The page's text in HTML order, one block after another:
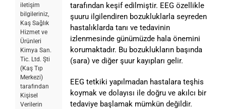
iletişim
bilgileriniz,
Kaş Sağlık
Hizmet ve
Ürünleri
Kimya San.
Tic. Ltd. Şti
(Kaş Tıp
Merkezi)
tarafından
Kişisel
Verilerin
tarafından keşif edilmiştir. EEG özellikle
şuuru ilgilendiren bozukluklarla seyreden
hastalıklarda tanı ve tedavinin
izlenmesinde günümüzde hala önemini
korumaktadır. Bu bozuklukların başında
(sara) ve diğer şuur kayıpları gelir.
EEG tetkiki yapılmadan hastalara teşhis
koymak ve dolayısı ile doğru ve akılcı bir
tedaviye başlamak mümkün değildir.